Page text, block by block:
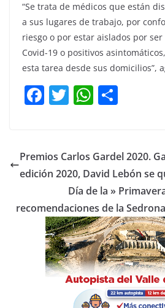
“Se trata de médicos que están
a sus lugares de trabajo, por
riesgo o por estar aislados por ser
Covid-19 o positivos
esta tarea desde sus domicilios”,
F
e
b
o
k
T
er
W
s
A
p
p
p
ar
tir
Premios Carlos Gardel 2020.
edición 2020, David Lebón se
Día de la »
recomendaciones de la